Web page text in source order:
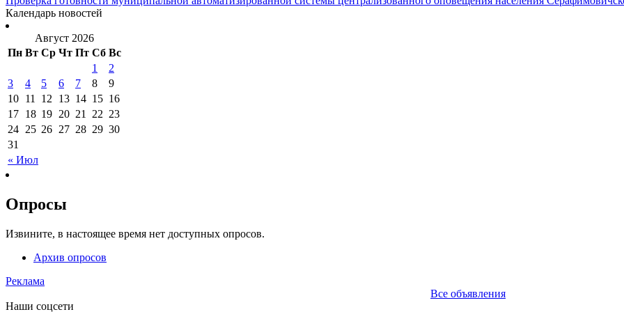
Календарь новостей
Август 2026
Пн Вт Ср Чт Пт Сб Вс
« Июл
1
2
3
4 5 6 7 8
9
10 11 12 13 14 15 16
17 18 19 20 21 22 23
24 25 26 27 28 29 30
31
Опросы
Извините, в настоящее время нет доступных опросов.
Архив опросов
Реклама
Все объявления
Наши соцсети